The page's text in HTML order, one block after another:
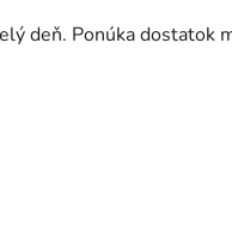
deň. Ponúka dostatok